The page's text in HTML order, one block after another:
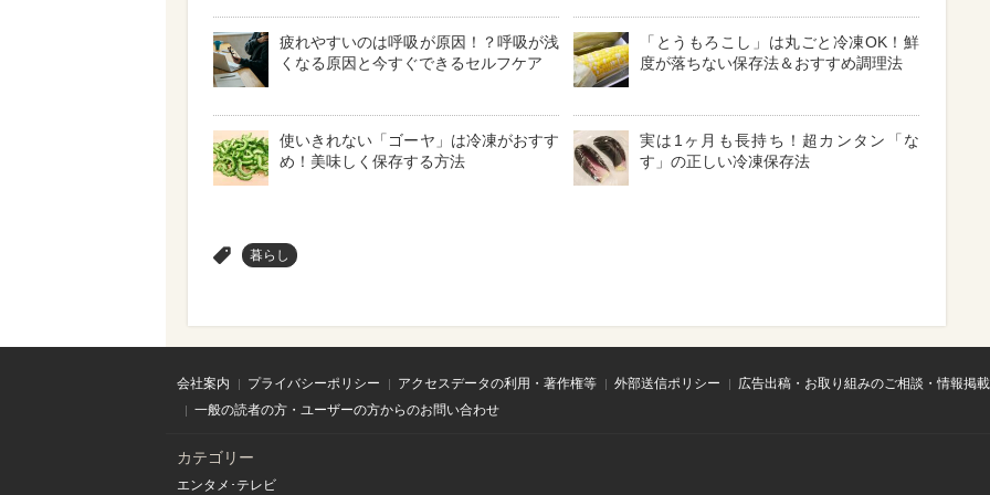
疲れやすいのは呼吸が原因！？呼吸が浅
くなる原因と今すぐできるセルフケア
「とうもろこし」は丸ごと冷凍OK！鮮
度が落ちない保存法＆おすすめ調理法
使いきれない「ゴーヤ」は冷凍がおすす
め！美味しく保存する方法
実は1ヶ月も長持ち！超カンタン「な
す」の正しい冷凍保存法
暮らし
会社案内 プライバシーポリシー アクセスデータの利用・著作権等 外部送信ポリシー
広告出稿・お取り組みのご相談・情報掲
一般の読者の方・ユーザーの方からのお問い合わせ
カテゴリー
エンタメ･テレビ